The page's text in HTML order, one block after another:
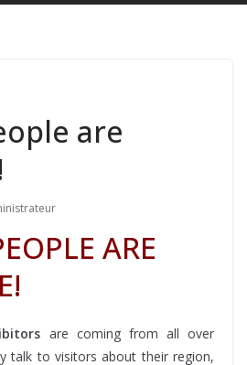
are
ARE
are coming from all over
talk to visitors about their region,